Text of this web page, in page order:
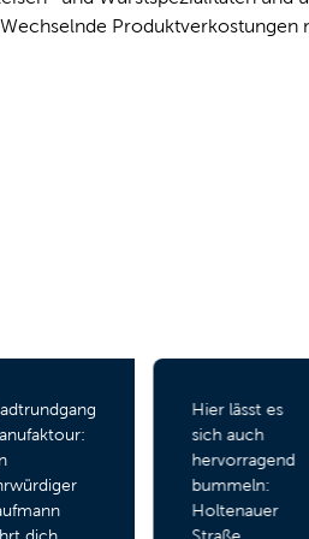
Produktverkostungen
lässt es
auch
Schlendere
durch eine der
ältesten
Fußgängerzonen
Deutschlands!